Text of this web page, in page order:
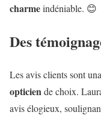
charmeindéniable. 😊
Des
Les avis clients sont
opticiende choix.
avis élogieux,